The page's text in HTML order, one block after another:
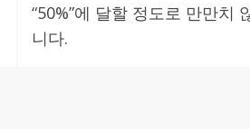
“50%”에 달할 정도로 만만치
니다.